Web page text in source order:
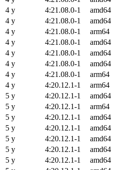
4 y
4:21.08.0-1 amd64
4 y
4:21.08.0-1 amd64
4 y
4:21.08.0-1 arm64
4 y
4:21.08.0-1 amd64
4 y
4:21.08.0-1 amd64
4 y
4:21.08.0-1 amd64
4 y
4:21.08.0-1 arm64
4 y
4:20.12.1-1 arm64
5 y
4:20.12.1-1 amd64
5 y
4:20.12.1-1 arm64
5 y
4:20.12.1-1 amd64
5 y
4:20.12.1-1 amd64
5 y
4:20.12.1-1 amd64
5 y
4:20.12.1-1 amd64
5 y
4:20.12.1-1 amd64